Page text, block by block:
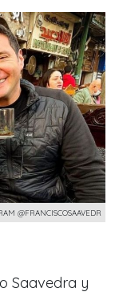
@FRANCISCOSAAVEDR
Saavedra y